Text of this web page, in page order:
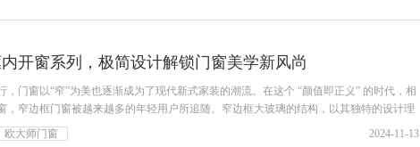
开窗系列，极简设计解锁门窗美学新风尚
，门窗以“窄”为美也逐渐成为了现代新式家装的潮流。在这个 “颜值即正义” 的时代，相
，窄边框门窗被越来越多的年轻用户所追随。窄边框大玻璃的结构，以其独特的设计理
欧大师门窗 2024-11-13